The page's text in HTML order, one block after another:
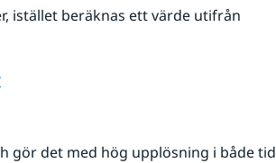
istället beräknas ett värde utifrån
gör det med hög upplösning i både tid